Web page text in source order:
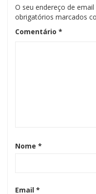
O seu endereço de
obrigatórios marcados
Comentário *
Nome *
Email *